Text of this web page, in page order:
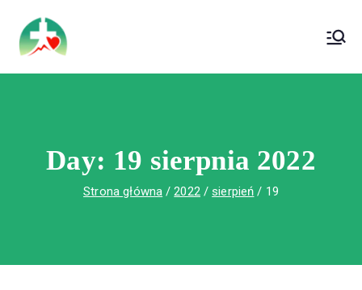
treści
Wojewódzki Szpital Specjalistyczny im.
Św. Rafała w Czerwonej Górze
Day: 19 sierpnia 2022
Strona główna 2022 sierpień 19